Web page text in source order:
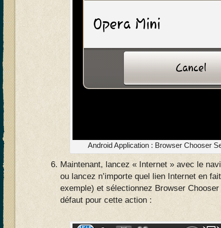
Android Application : Browser Chooser
Maintenant, lancez « Internet » avec le
ou lancez n’importe quel lien Internet en
exemple) et sélectionnez Browser
défaut pour cette action :